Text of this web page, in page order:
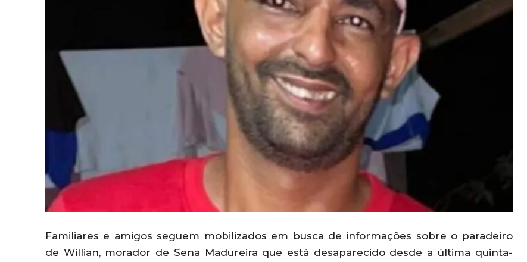
Familiares e amigos seguem mobilizados em busca de informações sobre o paradeiro
de Willian, morador de Sena Madureira que está desaparecido desde a última quinta-